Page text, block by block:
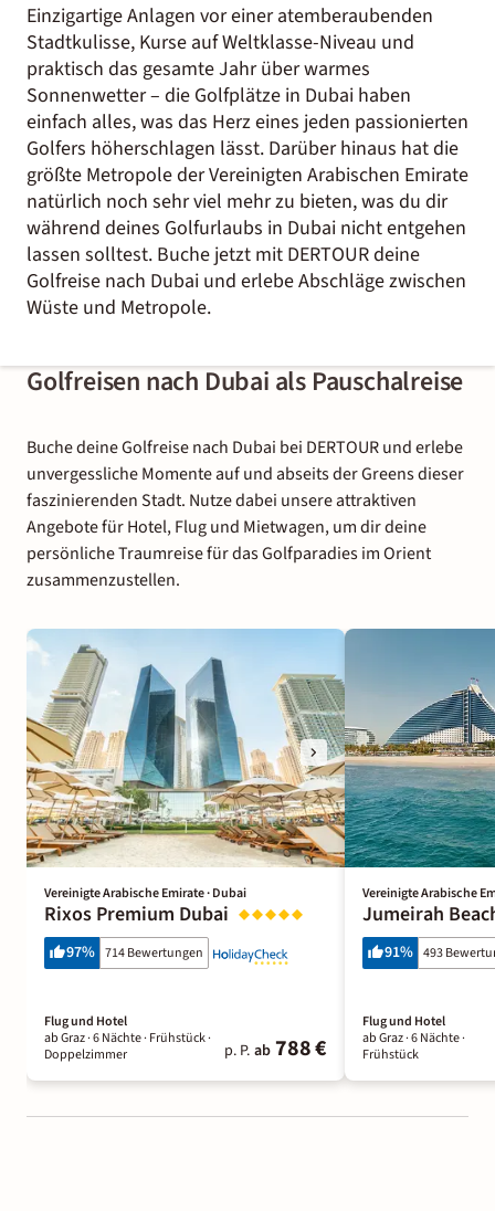
Einzigartige Anlagen vor einer atemberaubenden
Stadtkulisse, Kurse auf Weltklasse-Niveau und
praktisch das gesamte Jahr über warmes
Sonnenwetter – die Golfplätze in Dubai haben
einfach alles, was das Herz eines jeden passionierten
Golfers höherschlagen lässt. Darüber hinaus hat die
größte Metropole der Vereinigten Arabischen Emirate
natürlich noch sehr viel mehr zu bieten, was du dir
während deines Golfurlaubs in Dubai nicht entgehen
lassen solltest. Buche jetzt mit DERTOUR deine
Golfreise nach Dubai und erlebe Abschläge zwischen
Wüste und Metropole.
Golfreisen nach Dubai als Pauschalreise
Buche deine Golfreise nach Dubai bei DERTOUR und erlebe
unvergessliche Momente auf und abseits der Greens dieser
faszinierenden Stadt. Nutze dabei unsere attraktiven
Angebote für Hotel, Flug und Mietwagen, um dir deine
persönliche Traumreise für das Golfparadies im Orient
zusammenzustellen.
Vereinigte Arabische Emirate · Dubai
Rixos Premium Dubai
97% 714 Bewertungen
Flug und Hotel
ab Graz ·6 Nächte· Frühstück·
Doppelzimmer
p. P. ab 788 €
Vereinigte Arabische
Jumeirah
91% 493
Flug und Hotel
ab Graz ·6 Nächte·
Frühstück